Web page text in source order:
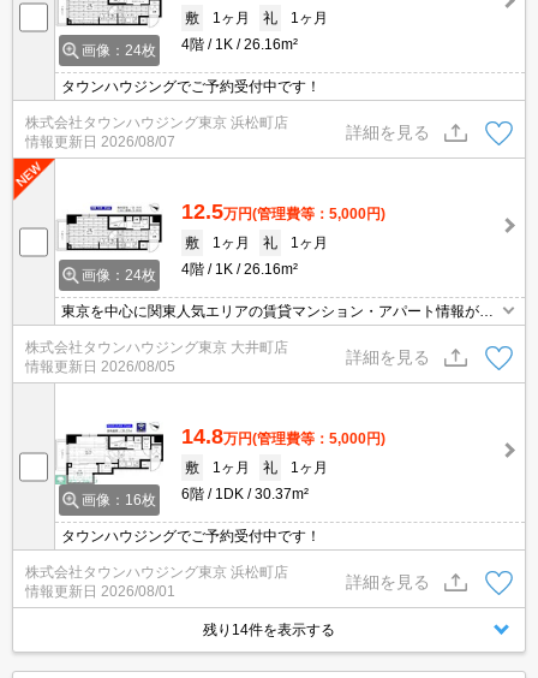
画像：24枚
敷
1ヶ月 礼
1ヶ月
4階
1K 26.16m²
タウンハウジングでご予約受付中です！
株式会社タウンハウジング東京 浜松町店
情報更新日 2026/08/07
詳細を見る
画像：24枚
12.5万円(管理費等：5,000円)
敷
1ヶ月 礼
1ヶ月
4階
1K 26.16m²
東京を中心に関東人気エリアの賃貸マンション・アパート情報が豊
富！ 直営140店舗以上の 独自のネットワークで最適なマンション・
アパートをお探しします！
株式会社タウンハウジング東京 大井町店
情報更新日 2026/08/05
詳細を見る
画像：16枚
14.8万円(管理費等：5,000円)
敷
1ヶ月 礼
1ヶ月
6階
1DK 30.37m²
タウンハウジングでご予約受付中です！
株式会社タウンハウジング東京 浜松町店
情報更新日 2026/08/01
詳細を見る
残り14件を表示する